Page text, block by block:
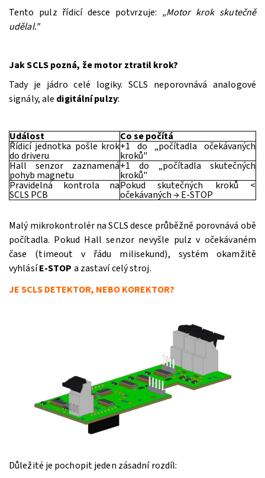
Tento pulz řídicí desce potvrzuje: „Motor krok skutečně
udělal."
Jak SCLS pozná, že motor ztratil krok?
Tady je jádro celé logiky. SCLS neporovnává analogové
signály, ale digitální pulzy:
Událost Co se počítá
Řídicí jednotka pošle krok
do driveru
+1 do „počítadla očekávaných
kroků"
Hall senzor zaznamená
pohyb magnetu
+1 do „počítadla skutečných
kroků"
Pravidelná kontrola na
SCLS PCB
Pokud skutečných kroků <
očekávaných → E‑STOP
Malý mikrokontrolér na SCLS desce průběžně porovnává obě
počítadla. Pokud Hall senzor nevyšle pulz v očekávaném
čase (timeout v řádu milisekund), systém okamžitě
vyhlásíE‑STOP a zastaví celý stroj.
JE SCLS DETEKTOR, NEBO KOREKTOR?
Důležité je pochopit jeden zásadní rozdíl: